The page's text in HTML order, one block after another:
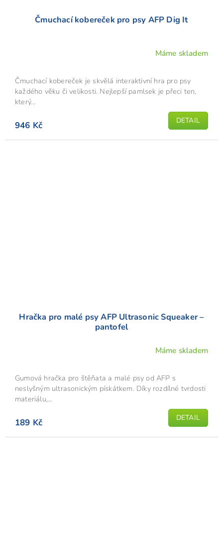
Čmuchací kobereček pro psy AFP Dig It
produktu
je
5,0
5
Máme skladem
946 Kč DETAIL
Čmuchací kobereček je skvělá interaktivní hra pro psy
každého věku či velikosti. Nejlepší pamlsek je přeci ten,
který...
Hračka pro malé psy AFP Ultrasonic Squeaker –
pantofel
Máme skladem
189 Kč DETAIL
Gumová hračka pro štěňata a malé psy od AFP s
neslyšným ultrasonickým pískátkem. Díky rozdílné tvrdosti
materiálu,...